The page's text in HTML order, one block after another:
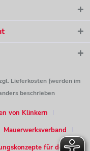
Lieferkosten (werden im
beschrieben
von Klinkern
Mauerwerksverband
für den